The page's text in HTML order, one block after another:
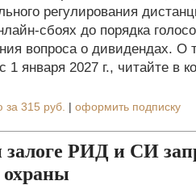
регулирования
сбоях до порядка
вопроса о дивидендах. О
января 2027 г., читайте в
за 315 руб. | оформить подписку
РИД и СИ
охраны